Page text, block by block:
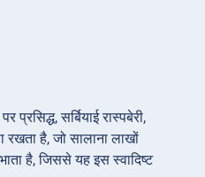
सर्बियाई रास्पबेरी,
रखता है, जो सालाना लाखों
है, जिससे यह इस स्वादिष्ट